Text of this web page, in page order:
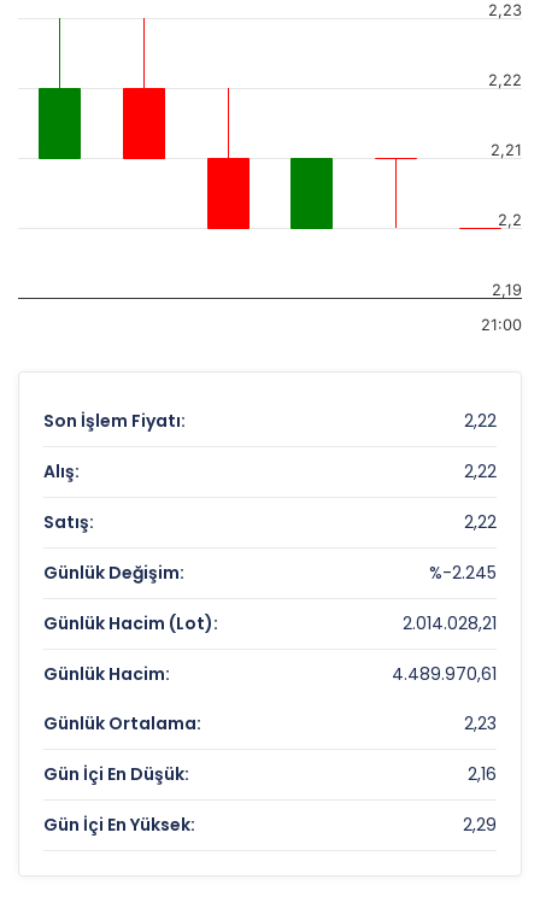
21:00
2,19
2,2
2,21
2,22
2,23
Son İşlem Fiyatı: 2,22
Alış: 2,22
Satış: 2,22
Günlük Değişim: %-2.245
Günlük Hacim (Lot): 2.014.028,21
Günlük Hacim: 4.489.970,61
Günlük Ortalama: 2,23
Gün İçi En Düşük: 2,16
Gün İçi En Yüksek: 2,29